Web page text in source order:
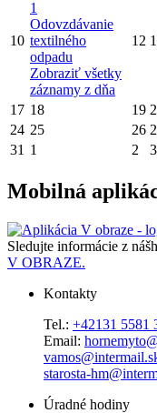
10
1
Odovzdávanie
textilného
odpadu
Zobraziť všetky
záznamy z dňa
12
17 18 19
24 25 26
31 1 2 3
Mobilná
Sledujte informácie z
V OBRAZE.
Kontakty
Tel.: +42131 5581
Email:
starosta-
Úradné hodiny